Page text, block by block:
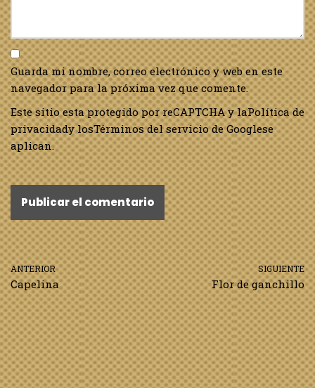
Guarda mi nombre, correo electrónico y web en este
navegador para la próxima vez que comente.
Este sitio esta protegido por reCAPTCHA y laPolítica de
privacidady losTérminos del servicio de Googlese
aplican.
ANTERIOR
Capelina
SIGUIENTE
Flor de ganchillo